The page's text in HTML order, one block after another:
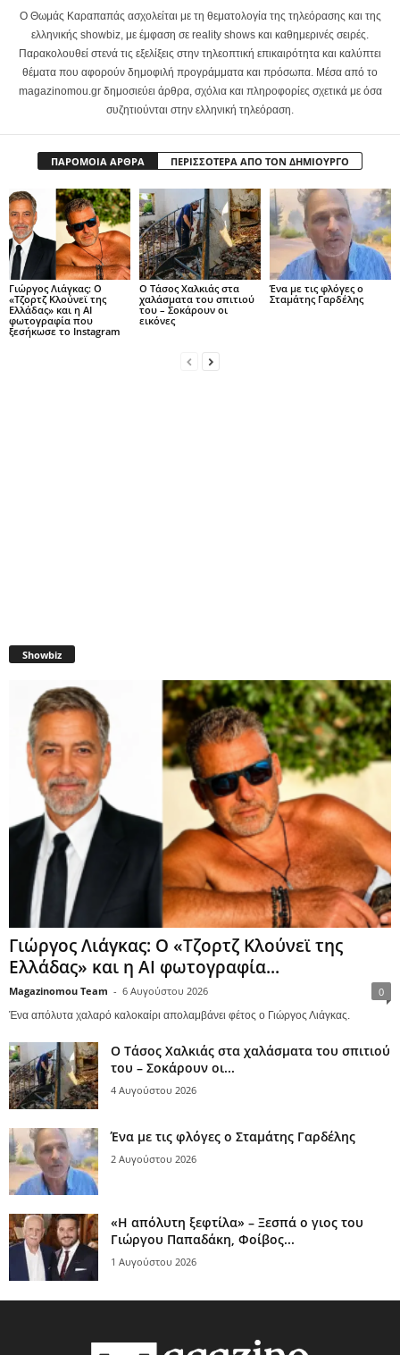
Ο Θωμάς Καραπαπάς ασχολείται με τη θεματολογία της τηλεόρασης και της
ελληνικής showbiz, με έμφαση σε reality shows και καθημερινές σειρές.
Παρακολουθεί στενά τις εξελίξεις στην τηλεοπτική επικαιρότητα και καλύπτει
θέματα που αφορούν δημοφιλή προγράμματα και πρόσωπα. Μέσα από το
magazinomou.gr δημοσιεύει άρθρα, σχόλια και πληροφορίες σχετικά με όσα
συζητιούνται στην ελληνική τηλεόραση.
ΠΑΡΟΜΟΙΑ ΑΡΘΡΑ ΠΕΡΙΣΣΟΤΕΡΑ ΑΠΟ ΤΟΝ ΔΗΜΙΟΥΡΓΟ
Γιώργος Λιάγκας: Ο
«Τζορτζ Κλούνεϊ της
Ελλάδας» και η AI
φωτογραφία που
ξεσήκωσε το Instagram
Ο Τάσος Χαλκιάς στα
χαλάσματα του σπιτιού
του – Σοκάρουν οι
εικόνες
Ένα με τις φλόγες ο
Σταμάτης Γαρδέλης
Showbiz
Γιώργος Λιάγκας: Ο «Τζορτζ Κλούνεϊ της
Ελλάδας» και η AI φωτογραφία...
Magazinomou Team - 6 Αυγούστου 2026 0
Ένα απόλυτα χαλαρό καλοκαίρι απολαμβάνει φέτος ο Γιώργος Λιάγκας.
Ο Τάσος Χαλκιάς στα χαλάσματα του σπιτιού
του – Σοκάρουν οι...
4 Αυγούστου 2026
Ένα με τις φλόγες ο Σταμάτης Γαρδέλης
2 Αυγούστου 2026
«Η απόλυτη ξεφτίλα» – Ξεσπά ο γιος του
Γιώργου Παπαδάκη, Φοίβος...
1 Αυγούστου 2026